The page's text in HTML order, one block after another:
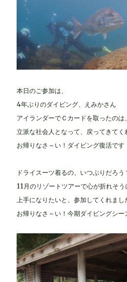
本日のご参加は、
4年ぶりのダイビング、えみかさん
アイランダーでＣカードを取ったのは
立派な社会人となって、戻ってきてく
お帰りなさ～い！ダイビング復活です
ドライスーツ着るの、いつぶりだろ
11月のリゾートツアーで心が折れそう
上手になりたいと、参加してくれまし
お帰りなさ～い！今期ダイビングシー